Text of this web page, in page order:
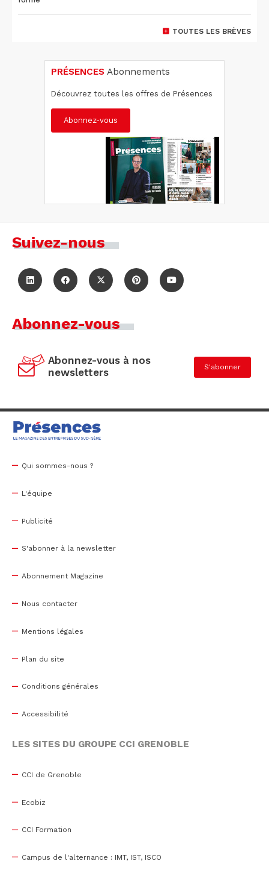
TOUTES LES BRÈVES
PRÉSENCES Abonnements
Découvrez toutes les offres de Présences
Abonnez-vous
Suivez-nous
Abonnez-vous
Abonnez-vous à nos
newsletters
S'abonner
Qui sommes-nous ?
L'équipe
Publicité
S'abonner à la newsletter
Abonnement Magazine
Nous contacter
Mentions légales
Plan du site
Conditions générales
Accessibilité
LES SITES DU GROUPE CCI GRENOBLE
CCI de Grenoble
Ecobiz
CCI Formation
Campus de l'alternance : IMT, IST, ISCO